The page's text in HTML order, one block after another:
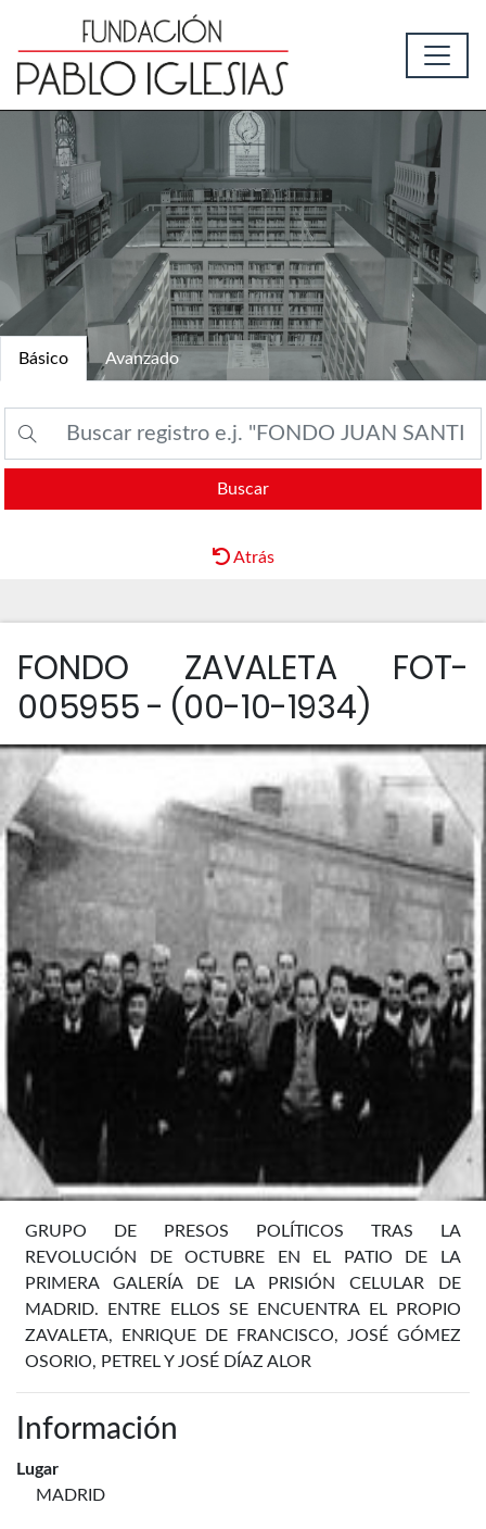
Básico Avanzado
Buscar
Atrás
FONDO ZAVALETA FOT-
005955 - (00-10-1934)
GRUPO DE PRESOS POLÍTICOS TRAS LA
REVOLUCIÓN DE OCTUBRE EN EL PATIO DE LA
PRIMERA GALERÍA DE LA PRISIÓN CELULAR DE
MADRID. ENTRE ELLOS SE ENCUENTRA EL PROPIO
ZAVALETA, ENRIQUE DE FRANCISCO, JOSÉ GÓMEZ
OSORIO, PETREL Y JOSÉ DÍAZ ALOR
Información
Lugar
MADRID